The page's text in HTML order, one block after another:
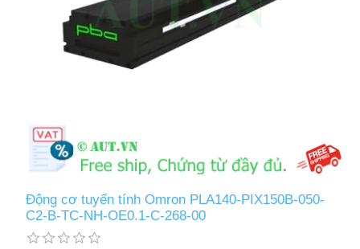
Động cơ tuyến tính Omron PLA140-PIX150B-050-
C2-B-TC-NH-OE0.1-C-268-00